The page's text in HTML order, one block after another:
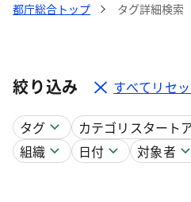
都庁総合トップ タグ詳細検索
絞り込み すべてリセ
タグ カテゴリ スタート
組織
日付 対象者